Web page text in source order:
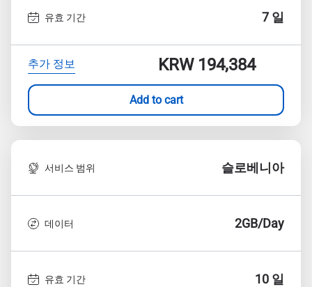
유효 기간 7 일
추가 정보 KRW 194,384
Add to cart
서비스 범위 슬로베니아
데이터 2GB/Day
유효 기간 10 일